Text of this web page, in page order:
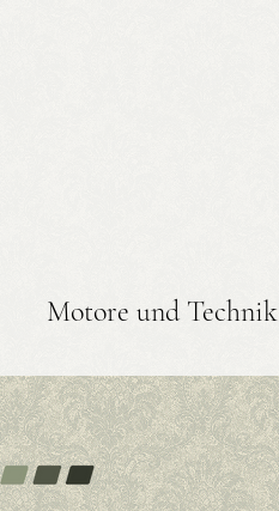
Motore und Technik